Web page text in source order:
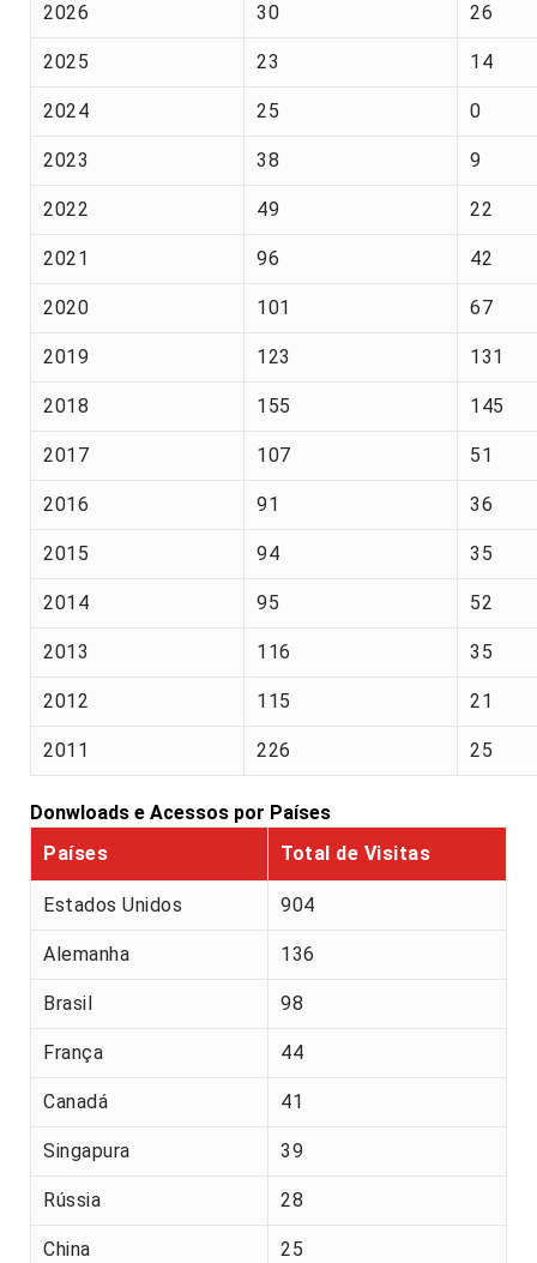
2026 30 26
2025 23 14
2024 25 0
2023 38 9
2022 49 22
2021 96 42
2020 101 67
2019 123 131
2018 155 145
2017 107 51
2016 91 36
2015 94 35
2014 95 52
2013 116 35
2012 115 21
2011 226 25
Donwloads e Acessos por Países
Países
Total de Visitas
Estados Unidos 904
Alemanha 136
Brasil 98
França 44
Canadá 41
Singapura 39
Rússia 28
China 25